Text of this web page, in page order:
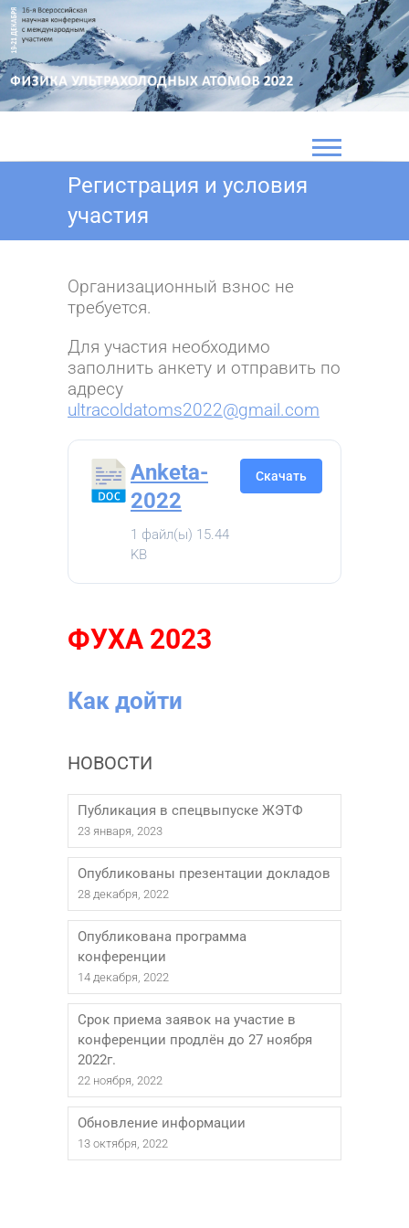
Перейти
содержимому
Регистрация и условия
участия
Организационный взнос не
требуется.
Для участия необходимо
заполнить анкету и отправить по
адресу
ultracoldatoms2022@gmail.com
Аnketa-
2022
1 файл(ы) 15.44
KB
Скачать
ФУХА 2023
Как дойти
НОВОСТИ
Публикация в спецвыпуске ЖЭТФ
23 января, 2023
Опубликованы презентации докладов
28 декабря, 2022
Опубликована программа
конференции
14 декабря, 2022
Срок приема заявок на участие в
конференции продлён до 27 ноября
2022г.
22 ноября, 2022
Обновление информации
13 октября, 2022